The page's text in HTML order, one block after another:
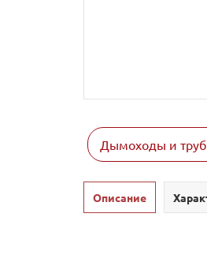
Дымоходы и
Описание